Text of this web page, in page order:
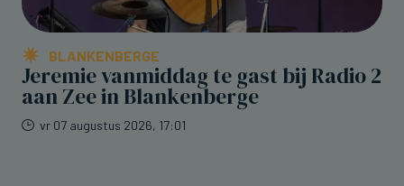
BLANKENBERGE
Jeremie vanmiddag te gast bij Radio 2
aan Zee in Blankenberge
vr 07 augustus 2026, 17:01